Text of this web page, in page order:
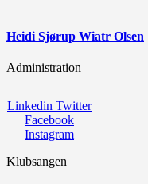
Heidi Sjørup Wiatr Olsen
Administration
Linkedin Twitter
Facebook
Instagram
Klubsangen